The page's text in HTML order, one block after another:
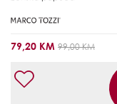
79,20 KM 99,00 KM